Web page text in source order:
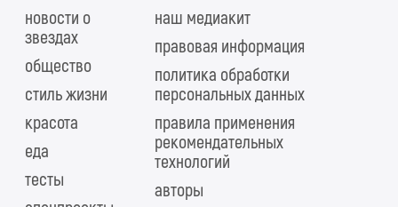
новости о
звездах
общество
стиль жизни
красота
еда
тесты
наш медиакит
правовая информация
политика обработки
персональных данных
правила применения
рекомендательных
технологий
авторы